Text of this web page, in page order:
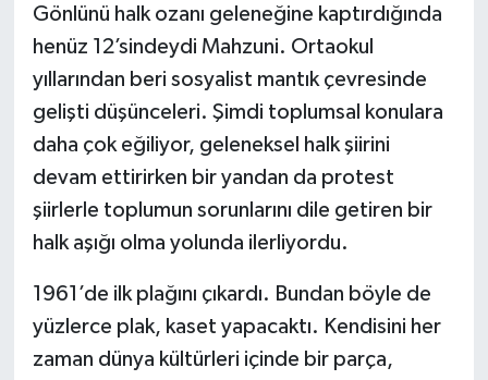
Gönlünü halk ozanı geleneğine kaptırdığında
henüz 12’sindeydi Mahzuni. Ortaokul
yıllarından beri sosyalist mantık çevresinde
gelişti düşünceleri. Şimdi toplumsal konulara
daha çok eğiliyor, geleneksel halk şiirini
devam ettirirken bir yandan da protest
şiirlerle toplumun sorunlarını dile getiren bir
halk aşığı olma yolunda ilerliyordu.
1961’de ilk plağını çıkardı. Bundan böyle de
yüzlerce plak, kaset yapacaktı. Kendisini her
zaman dünya kültürleri içinde bir parça,